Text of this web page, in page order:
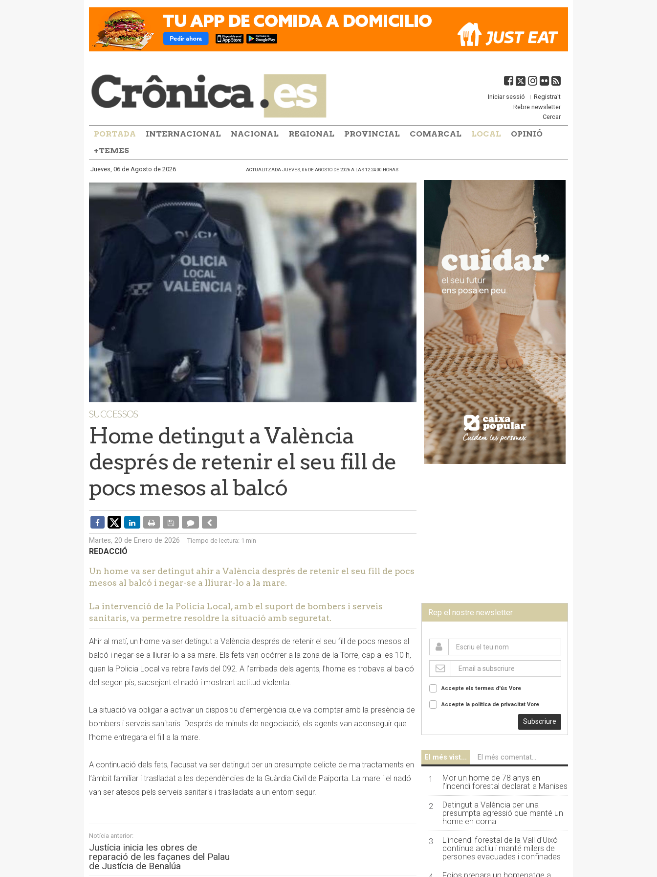
Iniciar sessió
Registra't
Rebre newsletter
Cercar
PORTADA INTERNACIONAL NACIONAL REGIONAL PROVINCIAL COMARCAL LOCAL
OPINIÓ
+TEMES
Jueves, 06 de Agosto de 2026 ACTUALITZADA JUEVES, 06 DE AGOSTO DE 2026 A LAS 12:24:00 HORAS
SUCCESSOS
Home detingut a València
després de retenir el seu fill de
pocs mesos al balcó
Martes, 20 de Enero de 2026 Tiempo de lectura: 1 min
REDACCIÓ
Un home va ser detingut ahir a València després de retenir el seu fill de pocs
mesos al balcó i negar-se a lliurar-lo a la mare.
La intervenció de la Policia Local, amb el suport de bombers i serveis
sanitaris, va permetre resoldre la situació amb seguretat.
Ahir al matí, un home va ser detingut a València després de retenir el seu fill de pocs mesos al
balcó i negar-se a lliurar-lo a sa mare. Els fets van ocórrer a la zona de la Torre, cap a les 10 h,
quan la Policia Local va rebre l’avís del 092. A l’arribada dels agents, l’home es trobava al balcó
del segon pis, sacsejant el nadó i mostrant actitud violenta.
La situació va obligar a activar un dispositiu d’emergència que va comptar amb la presència de
bombers i serveis sanitaris. Després de minuts de negociació, els agents van aconseguir que
l’home entregara el fill a la mare.
A continuació dels fets, l’acusat va ser detingut per un presumpte delicte de maltractaments en
l’àmbit familiar i traslladat a les dependències de la Guàrdia Civil de Paiporta. La mare i el nadó
van ser atesos pels serveis sanitaris i traslladats a un entorn segur.
Notícia anterior:
Justícia inicia les obres de
reparació de les façanes del Palau
de Justícia de Benalúa
Rep el nostre newsletter
Accepte els termes d'ús Vore
Accepte la política de privacitat Vore
Subscriure
El més vist... El més comentat...
1
Mor un home de 78 anys en
l'incendi forestal declarat a Manises
2
Detingut a València per una
presumpta agressió que manté un
home en coma
3
L'incendi forestal de la Vall d'Uixó
continua actiu i manté milers de
persones evacuades i confinades